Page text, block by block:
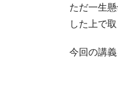
ただ一生
した上で
今回の講